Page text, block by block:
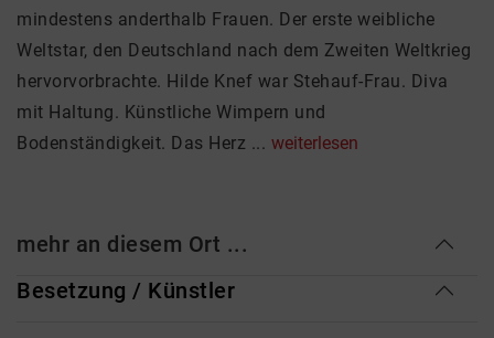
mindestens anderthalb Frauen. Der erste weibliche
Weltstar, den Deutschland nach dem Zweiten Weltkrieg
hervorvorbrachte. Hilde Knef war Stehauf-Frau. Diva
mit Haltung. Künstliche Wimpern und
Bodenständigkeit. Das Herz ... weiterlesen
mehr an diesem Ort ...
Besetzung / Künstler